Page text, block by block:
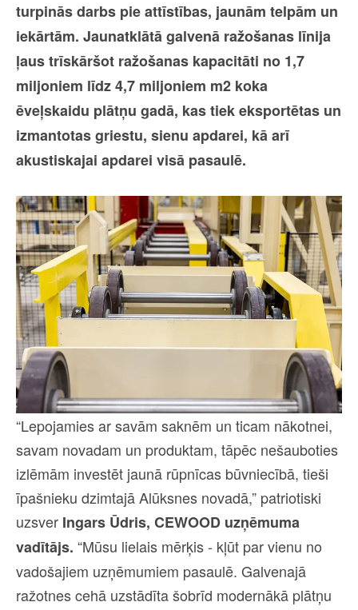
turpinās darbs pie attīstības, jaunām telpām un
iekārtām. Jaunatklātā galvenā ražošanas līnija
ļaus trīskāršot ražošanas kapacitāti no 1,7
miljoniem līdz 4,7 miljoniem m2 koka
ēveļskaidu plātņu gadā, kas tiek eksportētas un
izmantotas griestu, sienu apdarei, kā arī
akustiskajai apdarei visā pasaulē.
“Lepojamies ar savām saknēm un ticam nākotnei,
savam novadam un produktam, tāpēc nešauboties
izlēmām investēt jaunā rūpnīcas būvniecībā, tieši
īpašnieku dzimtajā Alūksnes novadā,” patriotiski
uzsver Ingars Ūdris, CEWOOD uzņēmuma
vadītājs. “Mūsu lielais mērķis - kļūt par vienu no
vadošajiem uzņēmumiem pasaulē. Galvenajā
ražotnes cehā uzstādīta šobrīd modernākā plātņu